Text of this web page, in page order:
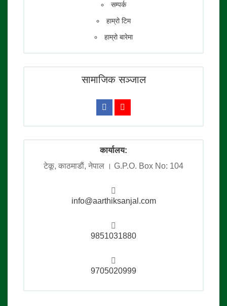
सम्पर्क
हाम्रो टिम
हाम्रो बारेमा
सामाजिक सञ्जाल
कार्यालय:
टेकू, काठमाडाैं, नेपाल । G.P.O. Box No: 104
info@aarthiksanjal.com
9851031880
9705020999